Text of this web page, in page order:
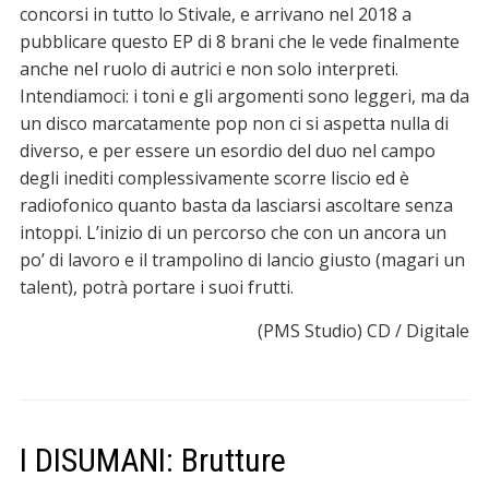
concorsi in tutto lo Stivale, e arrivano nel 2018 a
pubblicare questo EP di 8 brani che le vede finalmente
anche nel ruolo di autrici e non solo interpreti.
Intendiamoci: i toni e gli argomenti sono leggeri, ma da
un disco marcatamente pop non ci si aspetta nulla di
diverso, e per essere un esordio del duo nel campo
degli inediti complessivamente scorre liscio ed è
radiofonico quanto basta da lasciarsi ascoltare senza
intoppi. L’inizio di un percorso che con un ancora un
po’ di lavoro e il trampolino di lancio giusto (magari un
talent), potrà portare i suoi frutti.
(PMS Studio) CD / Digitale
I DISUMANI: Brutture